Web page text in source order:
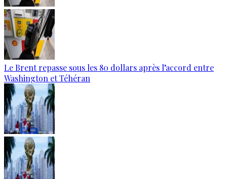
Le Brent repasse sous les 80 dollars après l’accord entre
Washington et Téhéran